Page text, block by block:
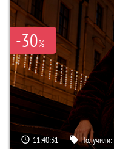
-30%
11:40:30 Получили: